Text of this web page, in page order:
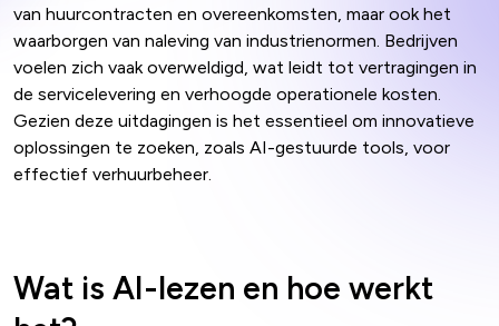
van huurcontracten en overeenkomsten, maar ook het
waarborgen van naleving van industrienormen. Bedrijven
voelen zich vaak overweldigd, wat leidt tot vertragingen in
de servicelevering en verhoogde operationele kosten.
Gezien deze uitdagingen is het essentieel om innovatieve
oplossingen te zoeken, zoals AI-gestuurde tools, voor
effectief verhuurbeheer.
Wat is AI-lezen en hoe werkt